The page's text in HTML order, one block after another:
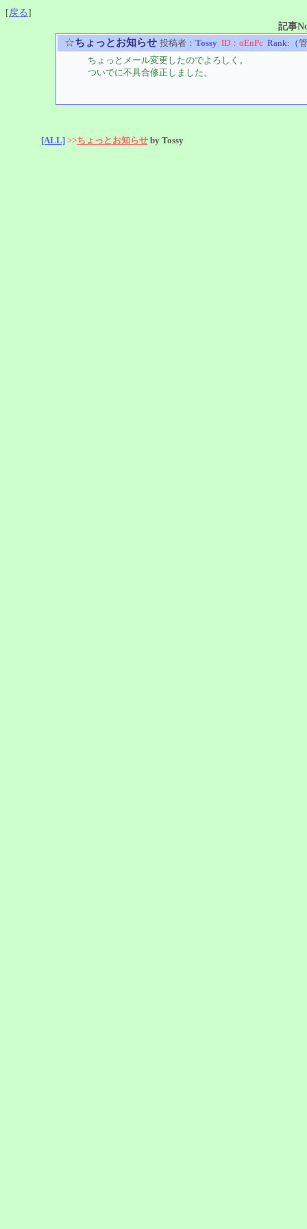
[戻る]
記事
☆ちょっとお知らせ 投稿者： Tossy ID：oEnPc Rank:（
ちょっとメール変更したのでよろしく。
ついでに不具合修正しました。
[ALL] >>ちょっとお知らせby Tossy